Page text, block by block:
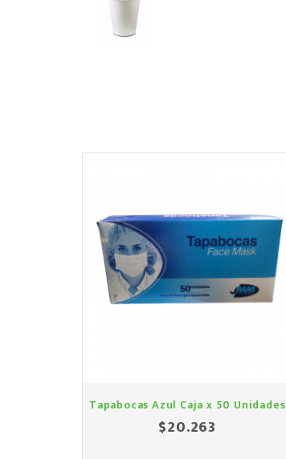
Tapabocas Azul Caja x 50 Unidades
$20.263